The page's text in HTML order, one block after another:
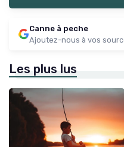
Canne à peche
Ajoutez-nous à vos
Les plus lus